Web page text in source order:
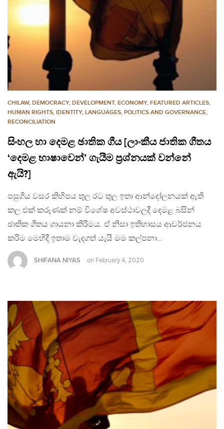
CHILAW, DEMOCRACY, DEVELOPMENT, ECONOMY, FEATURED ARTICLES,
HUMAN RIGHTS, IDENTITY, LANGUAGES, POLITICS AND GOVERNANCE,
RECONCILIATION
සිංහල හා දෙමළ ඡාතික ගීය [ලාංකීය ජාතික ගීතය
‘දෙමළ භාෂාවෙන්’ ගැයීම ප්‍රශ්නයක් වන්නේ
ඇයි?]
පසුගිය වසර කිහිපය තුල රට තුල ඉතා ආන්දෝලනයක් ඇති
කල එක් කරුණක් නම් විශේෂ අවස්ථාවලදී දෙමළ බසින්
ඡාතික ගීතය ගායනා කිරීමය. ඒ නිසා ඉතිහාසය ආවර්ජනය
කරීම මෙහිදී ඉතාම වැදගත් යැයි මම කල්පනා…
SHIFANA NIYAS on February 4, 2020